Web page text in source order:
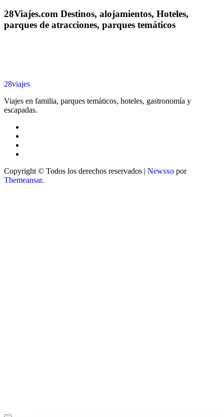
28Viajes.com Destinos, alojamientos, Hoteles,
parques de atracciones, parques temáticos
28viajes
Viajes en familia, parques temáticos, hoteles, gastronomía y
escapadas.
Copyright © Todos los derechos reservados | Newsxo por
Themeansar.